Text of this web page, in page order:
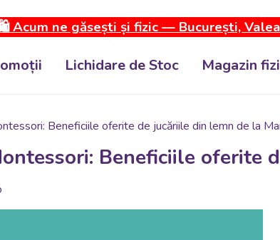
Acum ne găsești și fizic — București,
Lichidare de Stoc Magazin
Beneficiile oferite de jucăriile din lemn de la
Beneficiile oferite